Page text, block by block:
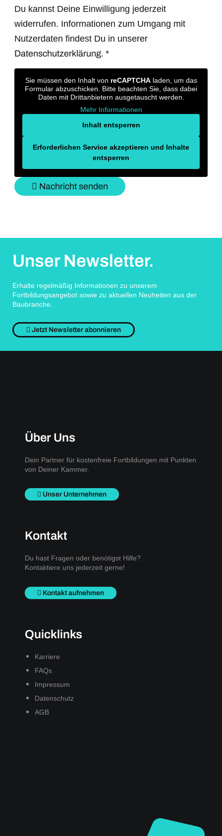
Du kannst Deine Einwilligung jederzeit
widerrufen. Informationen zum Umgang mit
Nutzerdaten findest Du in unserer
Datenschutzerklärung.*
Sie müssen den Inhalt von reCAPTCHAladen, um das
Formular abzuschicken. Bitte beachten Sie, dass dabei
Daten mit Drittanbietern ausgetauscht werden.
Mehr Informationen
Inhalt entsperren
Erforderlichen Service akzeptieren und Inhalte
entsperren
Nachricht senden
Unser Newsletter.
Erhalte regelmäßig Informationen zu unserem
Fortbildungsangebot sowie zu aktuellen Neuheiten aus der
Baubranche.
Jetzt Newsletter abonnieren
Über Uns
Dein Partner für kostenfreie Fortbildungen mit Punkten
von Deiner Kammer.
Unser Unternehmen
Kontakt
Du hast Fragen oder benötigst Hilfe?
Kontaktiere uns jederzeit gerne!
Kontakt aufnehmen
Quicklinks
Karriere
FAQs
Impressum
Datenschutz
AGB